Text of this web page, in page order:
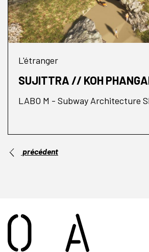
L'étranger
SUJITTRA // KOH
LABO M - Subway Architecture
précédent